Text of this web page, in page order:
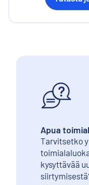
Apua
Tarvitsetko
kysyttävää